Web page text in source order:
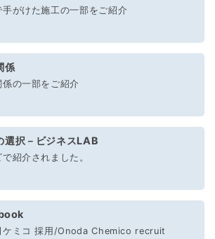
手がけた施工の一部をご紹介
係
係の一部をご紹介
選択－ビジネスLAB
紹介されました。
ケミコ 採用/Onoda Chemico recruit